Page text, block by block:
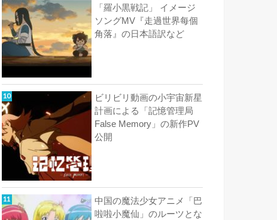
「羅小黒戦記」 イメージ
ソングMV『走過世界每個
角落』の日本語訳など
ビリビリ動画の小宇宙新星
計画による「記憶管理局
False Memory」の新作PV
公開
中国の魔法少女アニメ「巴
啦啦小魔仙」のルーツとな